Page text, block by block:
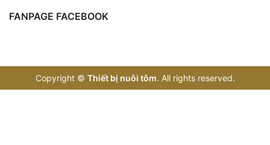
FANPAGE FACEBOOK
Copyright © Thiết bị nuôi tôm. All rights reserved.